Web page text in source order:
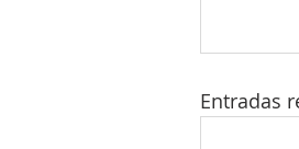
Entradas